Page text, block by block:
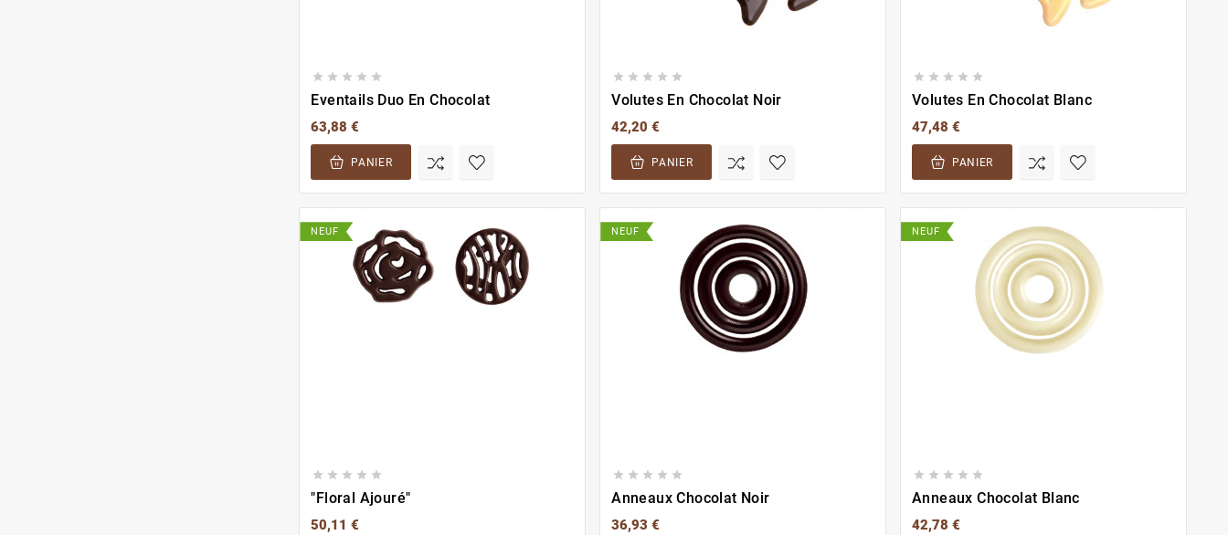
    
Eventails Duo En Chocolat
63,88 €
PANIER
    
Volutes En Chocolat Noir
42,20 €
PANIER
    
Volutes En Chocolat Blanc
47,48 €
PANIER
NEUF
    
"Floral Ajouré"
50,11 €
NEUF
    
Anneaux Chocolat Noir
36,93 €
NEUF
    
Anneaux Chocolat Blanc
42,78 €